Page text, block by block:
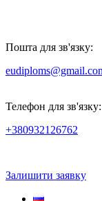
Пошта для зв'язку:
Телефон для зв'язку:
+380932126762
Залишити заявку